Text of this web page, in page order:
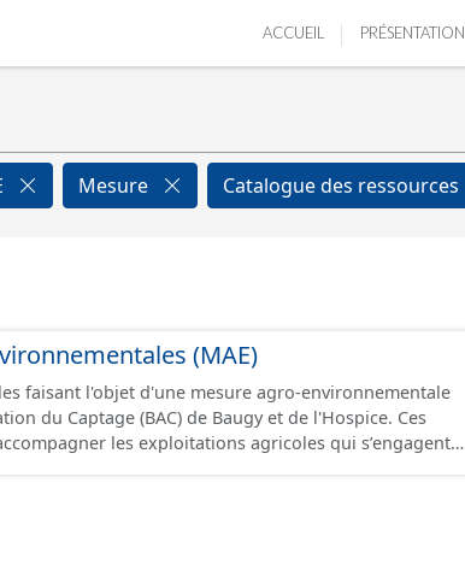
ACCUEIL PRÉSENTATION
Mesure Catalogue des ressources
(MAE)
faisant l'objet d'une mesure agro-environnementale
du Captage (BAC) de Baugy et de l'Hospice. Ces
les exploitations agricoles qui s’engagent